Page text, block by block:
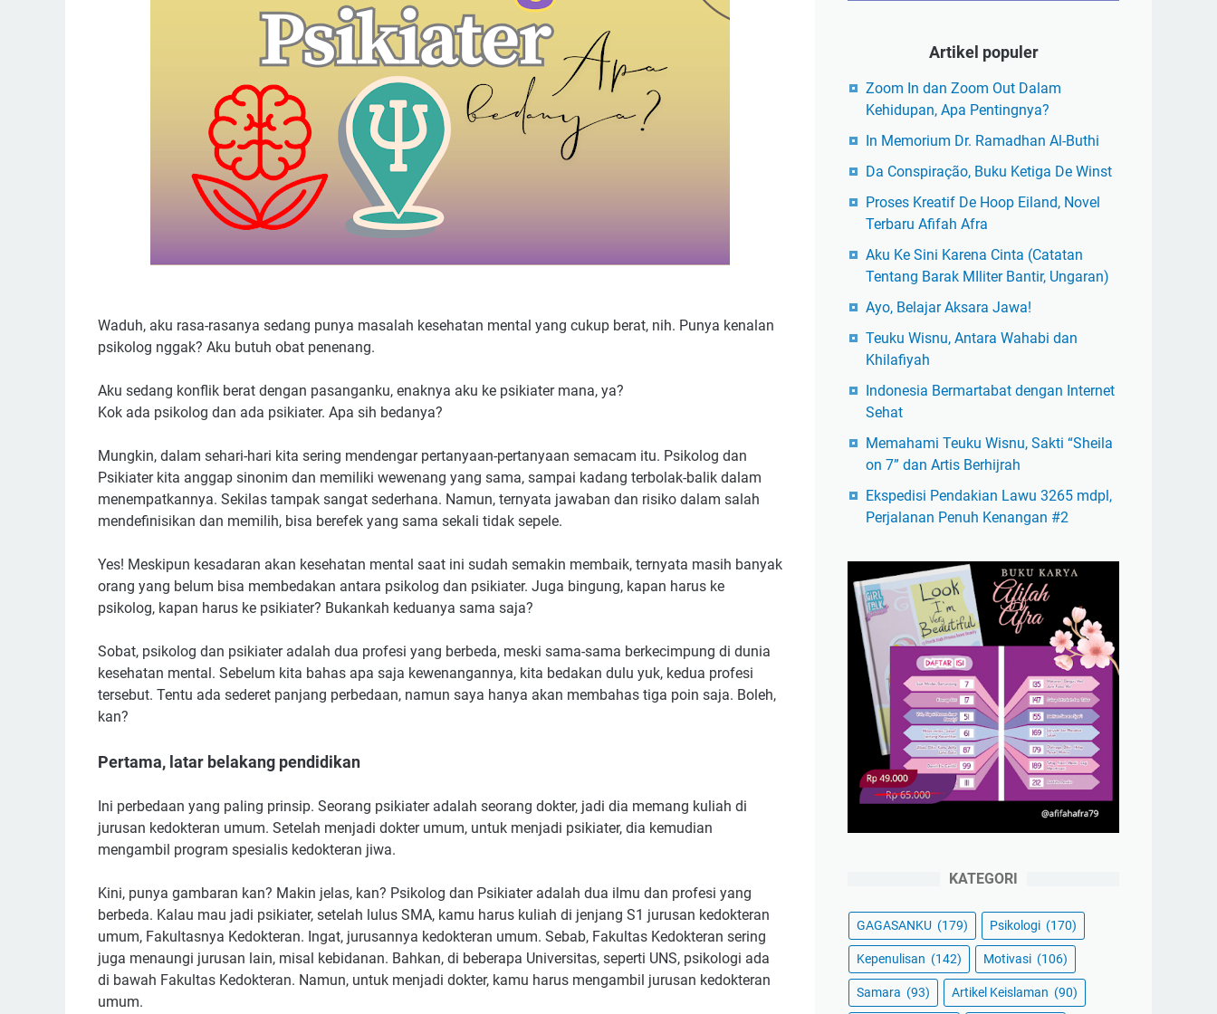
Waduh, aku rasa-rasanya sedang punya masalah kesehatan mental yang cukup berat, nih. Punya kenalan
psikolog nggak? Aku butuh obat penenang.
Aku sedang konflik berat dengan pasanganku, enaknya aku ke psikiater mana, ya?
Kok ada psikolog dan ada psikiater. Apa sih bedanya?
Mungkin, dalam sehari-hari kita sering mendengar pertanyaan-pertanyaan semacam itu. Psikolog dan
Psikiater kita anggap sinonim dan memiliki wewenang yang sama, sampai kadang terbolak-balik dalam
menempatkannya. Sekilas tampak sangat sederhana. Namun, ternyata jawaban dan risiko dalam salah
mendefinisikan dan memilih, bisa berefek yang sama sekali tidak sepele.
Yes! Meskipun kesadaran akan kesehatan mental saat ini sudah semakin membaik, ternyata masih banyak
orang yang belum bisa membedakan antara psikolog dan psikiater. Juga bingung, kapan harus ke
psikolog, kapan harus ke psikiater? Bukankah keduanya sama saja?
Sobat, psikolog dan psikiater adalah dua profesi yang berbeda, meski sama-sama berkecimpung di dunia
kesehatan mental. Sebelum kita bahas apa saja kewenangannya, kita bedakan dulu yuk, kedua profesi
tersebut. Tentu ada sederet panjang perbedaan, namun saya hanya akan membahas tiga poin saja. Boleh,
kan?
Pertama, latar belakang pendidikan
Ini perbedaan yang paling prinsip. Seorang psikiater adalah seorang dokter, jadi dia memang kuliah di
jurusan kedokteran umum. Setelah menjadi dokter umum, untuk menjadi psikiater, dia kemudian
mengambil program spesialis kedokteran jiwa.
Kini, punya gambaran kan? Makin jelas, kan? Psikolog dan Psikiater adalah dua ilmu dan profesi yang
berbeda. Kalau mau jadi psikiater, setelah lulus SMA, kamu harus kuliah di jenjang S1 jurusan kedokteran
umum, Fakultasnya Kedokteran. Ingat, jurusannya kedokteran umum. Sebab, Fakultas Kedokteran sering
juga menaungi jurusan lain, misal kebidanan. Bahkan, di beberapa Universitas, seperti UNS, psikologi ada
di bawah Fakultas Kedokteran. Namun, untuk menjadi dokter, kamu harus mengambil jurusan kedokteran
umum.
Artikel populer
Zoom In dan Zoom Out Dalam
Kehidupan, Apa Pentingnya?
In Memorium Dr. Ramadhan Al-Buthi
Da Conspiração, Buku Ketiga De Winst
Proses Kreatif De Hoop Eiland, Novel
Terbaru Afifah Afra
Aku Ke Sini Karena Cinta (Catatan
Tentang Barak MIliter Bantir, Ungaran)
Ayo, Belajar Aksara Jawa!
Teuku Wisnu, Antara Wahabi dan
Khilafiyah
Indonesia Bermartabat dengan Internet
Sehat
Memahami Teuku Wisnu, Sakti “Sheila
on 7” dan Artis Berhijrah
Ekspedisi Pendakian Lawu 3265 mdpl,
Perjalanan Penuh Kenangan #2
KATEGORI
GAGASANKU (179) Psikologi (170)
Kepenulisan (142) Motivasi (106)
Samara (93) Artikel Keislaman (90)